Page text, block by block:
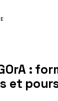
:
et